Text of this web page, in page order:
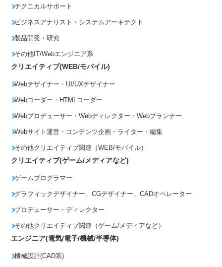
テクニカルサポート
ビジネスアナリスト・システムアーキテクト
製品開発・研究
その他IT/Webエンジニア系
クリエイティブ(WEB/モバイル)
Webデザイナー・UI/UXデザイナー
Webコーダー・HTMLコーダー
Webプロデューサー・Webディレクター・Webプランナー
Webサイト運営・コンテンツ企画・ライター・編集
その他クリエイティブ関連（WEB/モバイル）
クリエイティブ(ゲーム/メディアなど)
ゲームプログラマー
グラフィックデザイナー、CGデザイナー、CADオペレーター
プロデューサー・ディレクター
その他クリエイティブ関連（ゲーム/メディアなど）
エンジニア(電気/電子/機械/半導体)
機械設計(CAD系)